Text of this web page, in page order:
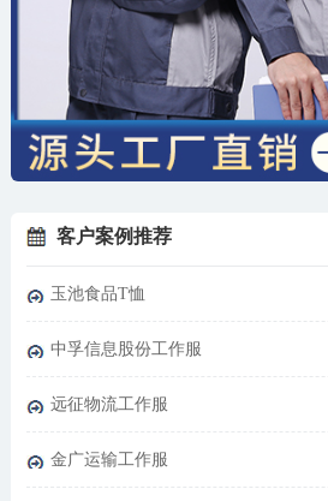
客户案例推荐
玉池食品T恤
中孚信息股份工作服
远征物流工作服
金广运输工作服